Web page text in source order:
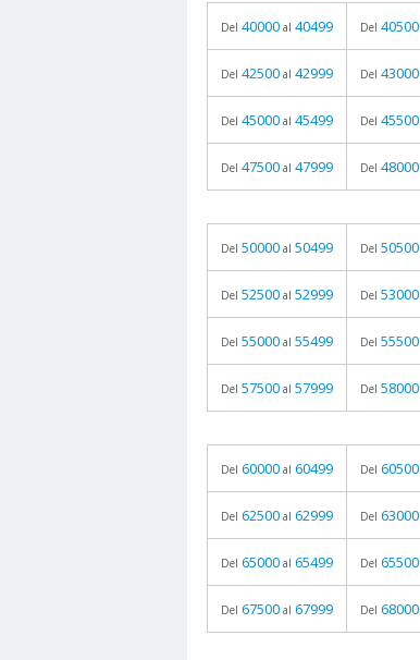
Del 40000 al 40499 Del 40500
Del 42500 al 42999 Del 43000
Del 45000 al 45499 Del 45500
Del 47500 al 47999 Del 48000
Del 50000 al 50499 Del 50500
Del 52500 al 52999 Del 53000
Del 55000 al 55499 Del 55500
Del 57500 al 57999 Del 58000
Del 60000 al 60499 Del 60500
Del 62500 al 62999 Del 63000
Del 65000 al 65499 Del 65500
Del 67500 al 67999 Del 68000